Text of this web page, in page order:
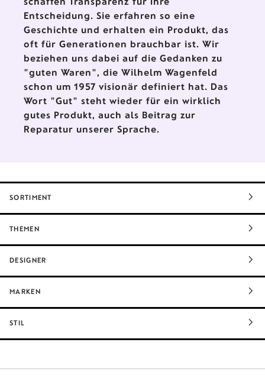
Entscheidung. Sie erfahren so eine
Geschichte und erhalten ein Produkt, das
oft für Generationen brauchbar ist. Wir
beziehen uns dabei auf die Gedanken zu
"guten Waren", die Wilhelm Wagenfeld
schon um 1957 visionär definiert hat. Das
Wort "Gut" steht wieder für ein wirklich
gutes Produkt, auch als Beitrag zur
Reparatur unserer Sprache.
SORTIMENT
THEMEN
DESIGNER
MARKEN
STIL